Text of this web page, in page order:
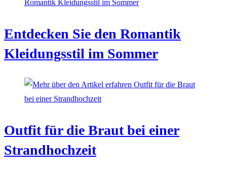
Entdecken Sie den Romantik
Kleidungsstil im Sommer
Outfit für die Braut bei einer
Strandhochzeit